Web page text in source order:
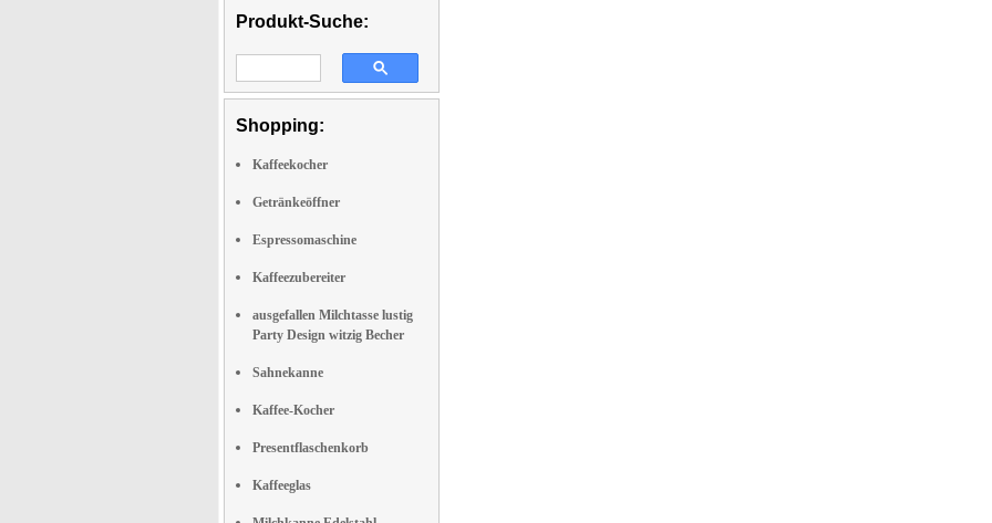
Produkt-Suche:
Shopping:
Kaffeekocher
Getränkeöffner
Espressomaschine
Kaffeezubereiter
ausgefallen Milchtasse lustig
Party Design witzig Becher
Sahnekanne
Kaffee-Kocher
Presentflaschenkorb
Kaffeeglas